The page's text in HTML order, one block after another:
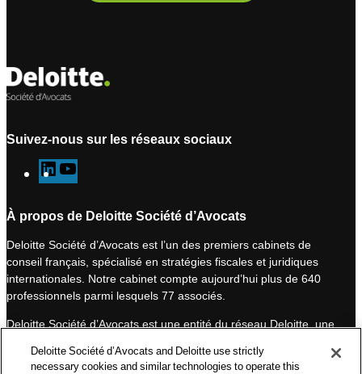
Suivez-nous sur les réseaux sociaux
L
i
k
e
d
I
n
o
T
u
b
e
À propos de Deloitte Société d’Avocats
Deloitte Société d’Avocats est l’un des premiers cabinets de
conseil français, spécialisé en stratégies fiscales et juridiques
internationales. Notre cabinet compte aujourd’hui plus de 640
professionnels parmi lesquels 77 associés.
Deloitte Société d’Avocats est une entité du réseau Deloitte, une
professionnels et à ce titre, travaille avec les 50 000 fiscalistes
Deloitte Société d’Avocats and Deloitte use strictly
necessary cookies and similar technologies to operate this